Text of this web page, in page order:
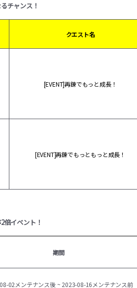
チャンス！
クエスト名
[EVENT]再錬でもっと成長！
[EVENT]再錬でもっともっと成長！
倍イベント！
期間
02メンテナンス後 ~ 2023-08-16メンテナンス前